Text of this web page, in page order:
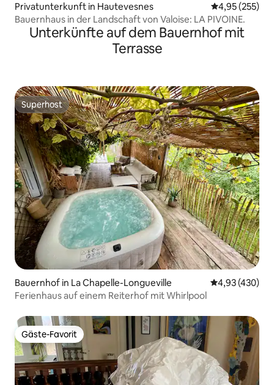
Privatunterkunft in Hautevesnes
4,95 (255)
Bauernhaus in der Landschaft von Valoise: LA PIVOINE.
Unterkünfte auf dem Bauernhof mit
Terrasse
Superhost
Superhost
Bauernhof in La Chapelle-Longueville
4,93 (430)
Ferienhaus auf einem Reiterhof mit Whirlpool
Gäste-Favorit
Gäste-Favorit